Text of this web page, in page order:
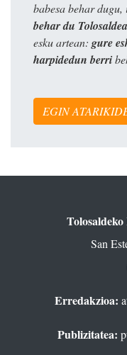
babesa behar
behar du Tolosaldea
esku artean: gure
harpidedun berri
EGIN
San
Erredakzioa:
Publizitatea: